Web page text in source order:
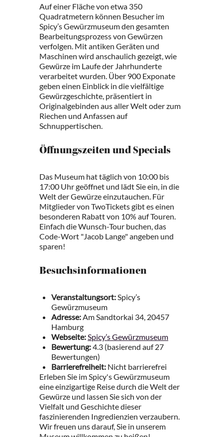
Auf einer Fläche von etwa 350
Quadratmetern können Besucher im
Spicy’s Gewürzmuseum den gesamten
Bearbeitungsprozess von Gewürzen
verfolgen. Mit antiken Geräten und
Maschinen wird anschaulich gezeigt, wie
Gewürze im Laufe der Jahrhunderte
verarbeitet wurden. Über 900 Exponate
geben einen Einblick in die vielfältige
Gewürzgeschichte, präsentiert in
Originalgebinden aus aller Welt oder zum
Riechen und Anfassen auf
Schnuppertischen.
Öffnungszeiten und Specials
Das Museum hat täglich von 10:00 bis
17:00 Uhr geöffnet und lädt Sie ein, in die
Welt der Gewürze einzutauchen. Für
Mitglieder von TwoTickets gibt es einen
besonderen Rabatt von 10% auf Touren.
Einfach die Wunsch-Tour buchen, das
Code-Wort "Jacob Lange" angeben und
sparen!
Besuchsinformationen
Veranstaltungsort:Spicy’s
Gewürzmuseum
Adresse:Am Sandtorkai 34, 20457
Hamburg
Webseite:Spicy’s Gewürzmuseum
Bewertung:4.3 (basierend auf 27
Bewertungen)
Barrierefreiheit: Nicht barrierefrei
Erleben Sie im Spicy's Gewürzmuseum
eine einzigartige Reise durch die Welt der
Gewürze und lassen Sie sich von der
Vielfalt und Geschichte dieser
faszinierenden Ingredienzien verzaubern.
Wir freuen uns darauf, Sie in unserem